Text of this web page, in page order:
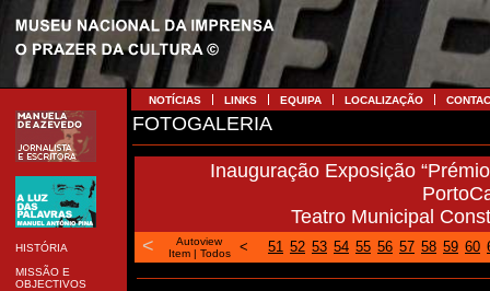
HISTÓRIA
MISSÃO E
OBJECTIVOS
NOTÍCIAS LINKS EQUIPA LOCALIZAÇÃO
FOTOGALERIA
Inauguração Exposição
Teatro Municipal
<
Autoview
Item| Todos < 51 52 53 54 55 56 57 58 59 60